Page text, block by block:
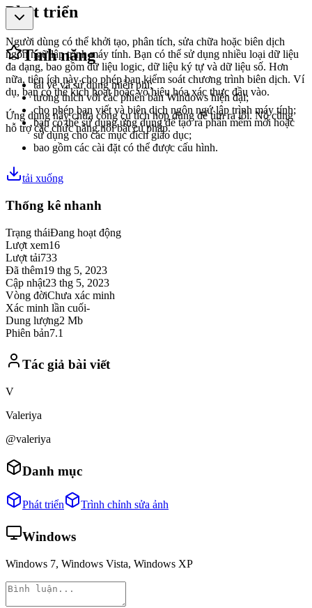
Phát triển
Người dùng có thể khởi tạo, phân tích, sửa chữa hoặc biên dịch
ngôn ngữ lập trình máy tính. Bạn có thể sử dụng nhiều loại dữ liệu
đa dạng, bao gồm dữ liệu logic, dữ liệu ký tự và dữ liệu số. Hơn
nữa, tiện ích này cho phép bạn kiểm soát chương trình biên dịch. Ví
dụ, bạn có thể kích hoạt hoặc vô hiệu hóa xác thực đầu vào.
Ứng dụng này chứa công cụ tích hợp dùng để tìm ra lỗi. Nó cũng
hỗ trợ các chức năng nổi bật cú pháp.
Tính năng
tải về và sử dụng miễn phí;
tương thích với các phiên bản Windows hiện đại;
cho phép bạn viết và biên dịch ngôn ngứ lập trình máy tính;
bạn có thể sử dụng ứng dụng để tạo ra phần mềm mới hoặc
sử dụng cho các mục đích giáo dục;
bao gồm các cài đặt có thể được cấu hình.
tải xuống
Thống kê nhanh
Trạng tháiĐang hoạt động
Lượt xem16
Lượt tải733
Đã thêm19 thg 5, 2023
Cập nhật23 thg 5, 2023
Vòng đờiChưa xác minh
Xác minh lần cuối-
Dung lượng2 Mb
Phiên bản7.1
Tác giả bài viết
V
Valeriya
@valeriya
Danh mục
Phát triển Trình chỉnh sửa ảnh
Windows
Windows 7, Windows Vista, Windows XP